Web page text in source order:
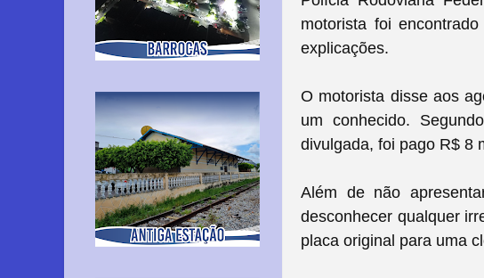
motorista foi
explicações.
O motorista disse aos
um conhecido.
divulgada, foi pago R$ 8
Além de não
desconhecer qualquer
placa original para uma